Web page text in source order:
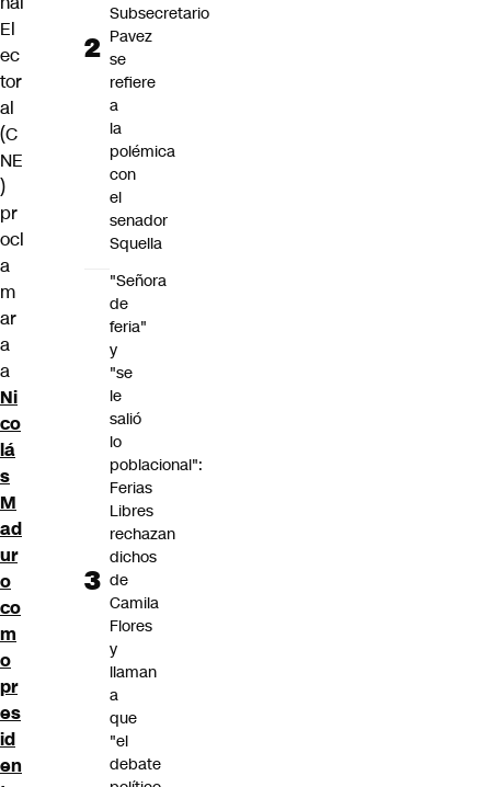
El
ec
tor
al
(C
NE
)
pr
ocl
a
m
ar
a
a
Ni
co
lá
s
M
ad
ur
o
co
m
o
pr
es
id
en
Subsecretario
Pavez
se
refiere
a
la
polémica
con
el
senador
Squella
"Señora
de
feria"
y
"se
le
salió
lo
poblacional":
Ferias
Libres
rechazan
dichos
de
Camila
Flores
y
llaman
a
que
"el
debate